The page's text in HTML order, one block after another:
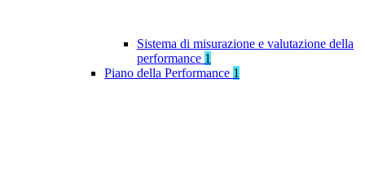
Sistema di misurazione e valutazione della
performance 1
Piano della Performance 1